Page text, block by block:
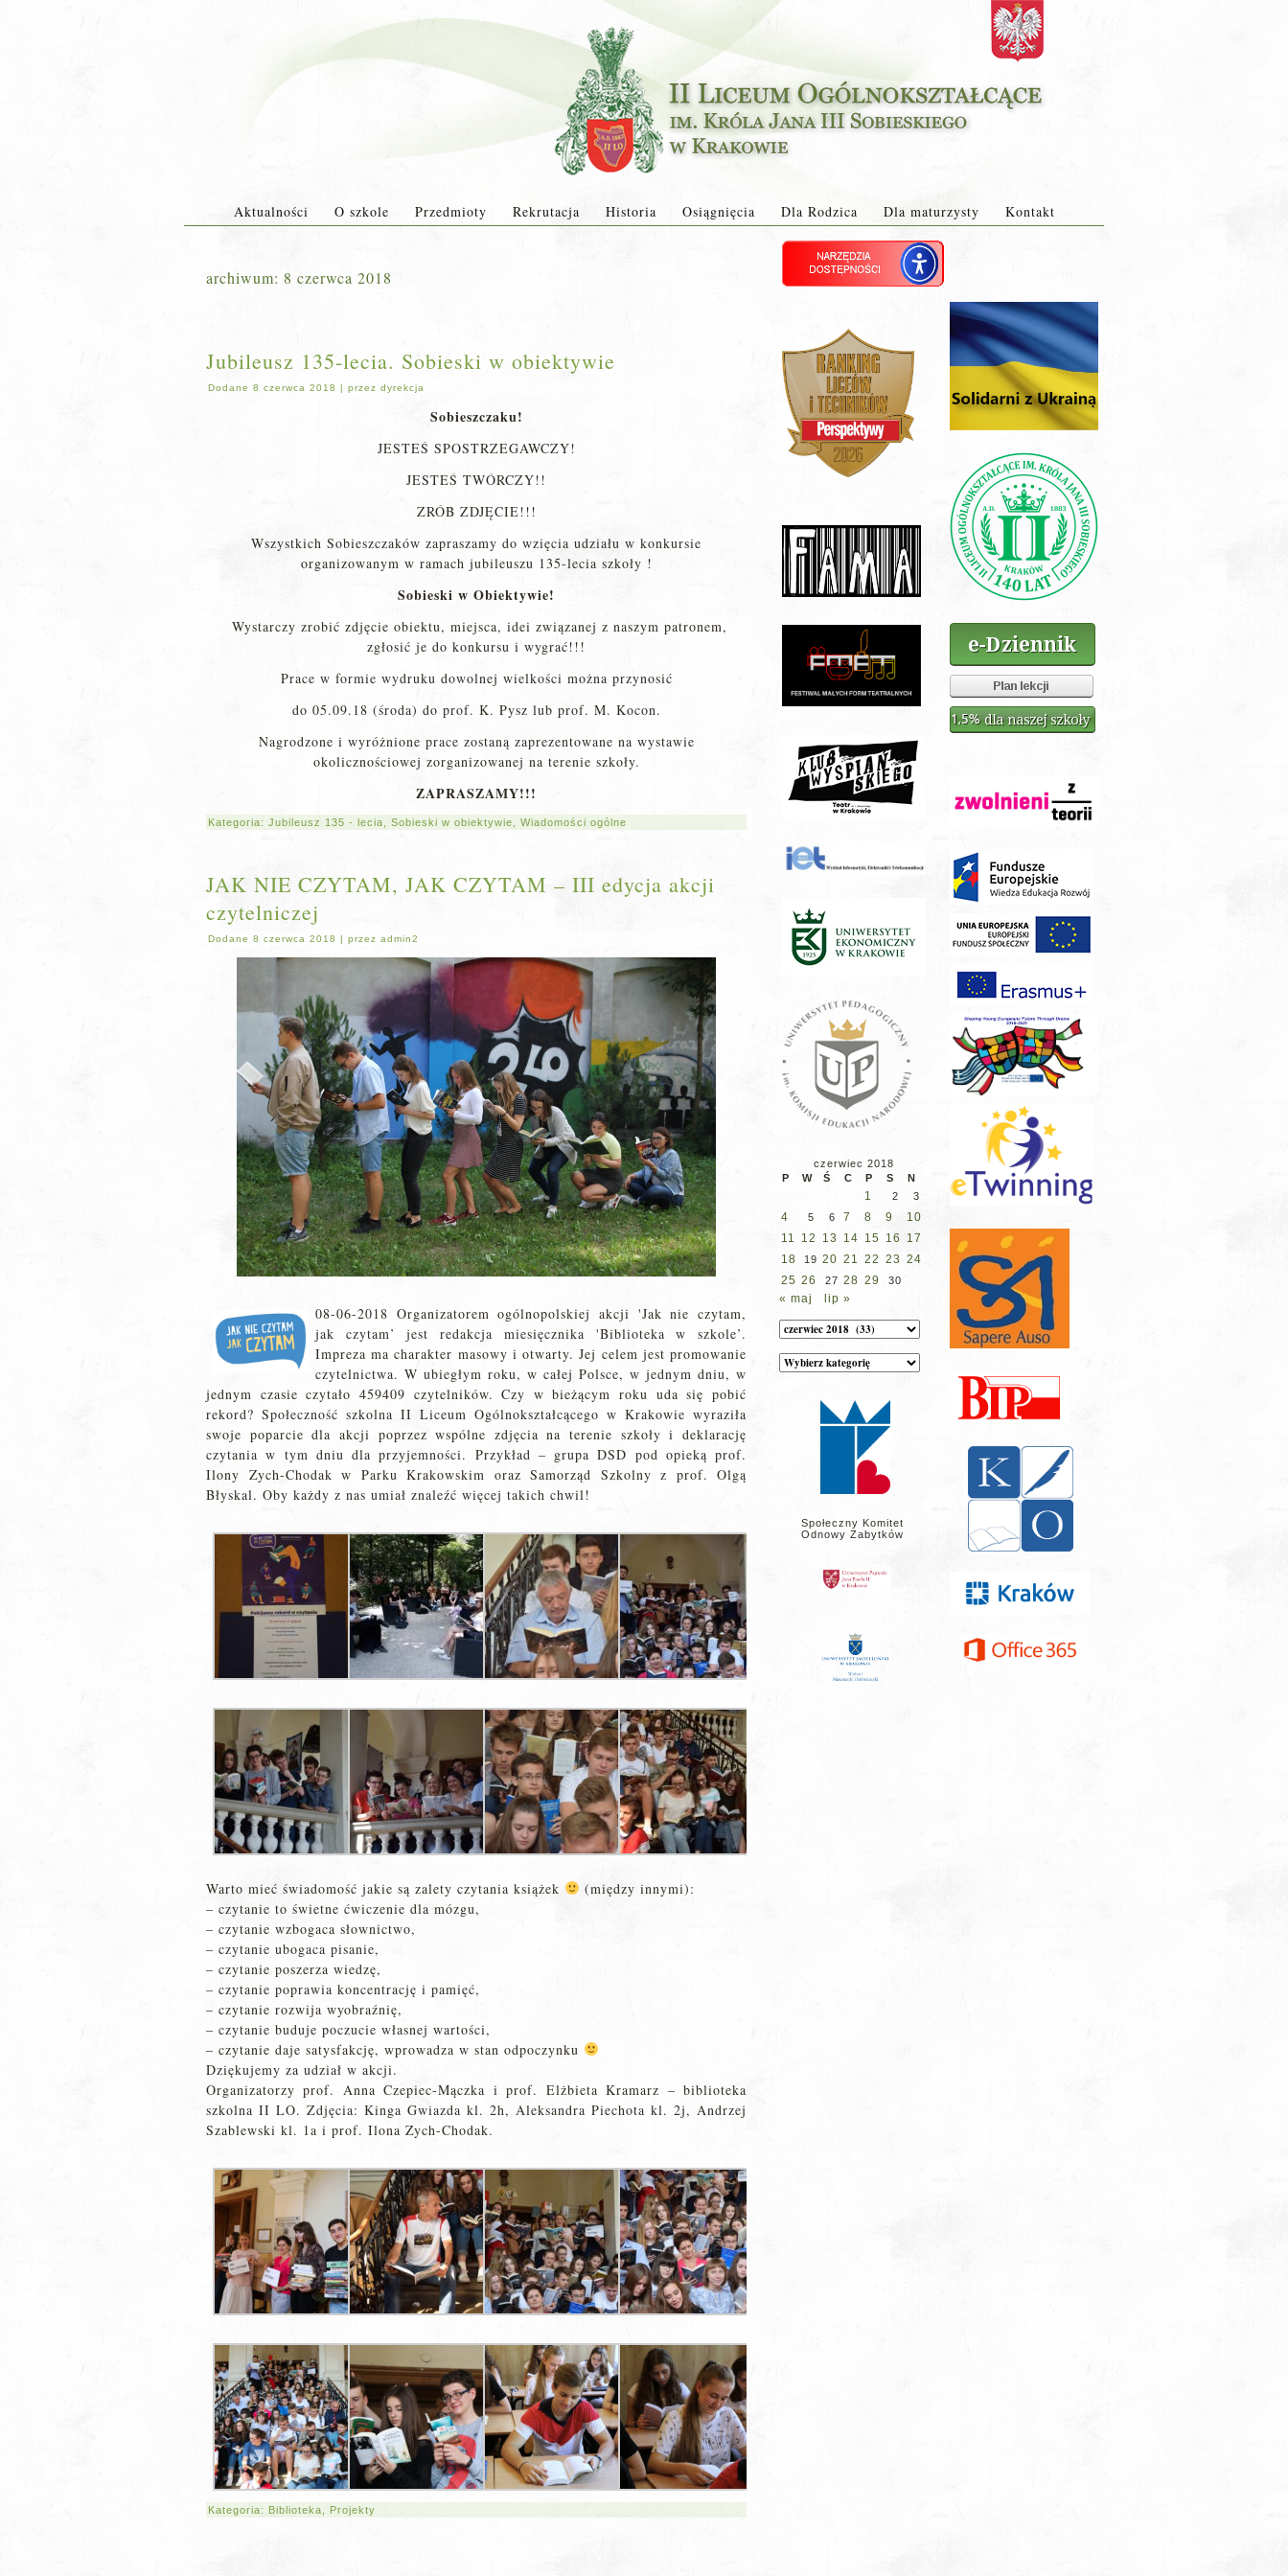
Aktualności O szkole Przedmioty Rekrutacja Historia Osiągnięcia Dla Rodzica Dla maturzysty Kontakt
archiwum: 8 czerwca 2018
Jubileusz 135-lecia. Sobieski w obiektywie
Dodane 8 czerwca 2018 | przez dyrekcja
Sobieszczaku!
JESTEŚ SPOSTRZEGAWCZY!
JESTEŚ TWÓRCZY!!
ZRÓB ZDJĘCIE!!!
Wszystkich Sobieszczaków zapraszamy do wzięcia udziału w konkursie
organizowanym w ramach jubileuszu 135-lecia szkoły !
Sobieski w Obiektywie!
Wystarczy zrobić zdjęcie obiektu, miejsca, idei związanej z naszym patronem,
zgłosić je do konkursu i wygrać!!!
Prace w formie wydruku dowolnej wielkości można przynosić
do 05.09.18 (środa) do prof. K. Pysz lub prof. M. Kocon.
Nagrodzone i wyróżnione prace zostaną zaprezentowane na wystawie
okolicznościowej zorganizowanej na terenie szkoły.
ZAPRASZAMY!!!
Kategoria: Jubileusz 135 - lecia Sobieski w obiektywie Wiadomości ogólne
JAK NIE CZYTAM, JAK CZYTAM – III edycja akcji
czytelniczej
Dodane 8 czerwca 2018 | przez admin2
08-06-2018 Organizatorem ogólnopolskiej akcji 'Jak nie czytam,
jak czytam’ jest redakcja miesięcznika 'Biblioteka w szkole’.
Impreza ma charakter masowy i otwarty. Jej celem jest promowanie
czytelnictwa. W ubiegłym roku, w całej Polsce, w jednym dniu, w
jednym czasie czytało 459409 czytelników. Czy w bieżącym roku uda się pobić
rekord? Społeczność szkolna II Liceum Ogólnokształcącego w Krakowie wyraziła
swoje poparcie dla akcji poprzez wspólne zdjęcia na terenie szkoły i deklarację
czytania w tym dniu dla przyjemności. Przykład – grupa DSD pod opieką prof.
Ilony Zych-Chodak w Parku Krakowskim oraz Samorząd Szkolny z prof. Olgą
Błyskal. Oby każdy z nas umiał znaleźć więcej takich chwil!
Warto mieć świadomość jakie są zalety czytania książek
(między innymi):
– czytanie to świetne ćwiczenie dla mózgu,
– czytanie wzbogaca słownictwo,
– czytanie ubogaca pisanie,
– czytanie poszerza wiedzę,
– czytanie poprawia koncentrację i pamięć,
– czytanie rozwija wyobraźnię,
– czytanie buduje poczucie własnej wartości,
– czytanie daje satysfakcję, wprowadza w stan odpoczynku
Dziękujemy za udział w akcji.
Organizatorzy prof. Anna Czepiec-Mączka i prof. Elżbieta Kramarz – biblioteka
szkolna II LO. Zdjęcia: Kinga Gwiazda kl. 2h, Aleksandra Piechota kl. 2j, Andrzej
Szablewski kl. 1a i prof. Ilona Zych-Chodak.
Kategoria: Biblioteka Projekty
czerwiec 2018
P
W Ś C P S N
1 2 3
4 5 6 7 8 9
10
11
12 13 14 15 16
17
18
19 20 21 22 23 24
25 26 27 28 29 30
« maj lip »
Archiwum
Kategorie
wpisów
Społeczny Komitet
Odnowy Zabytków